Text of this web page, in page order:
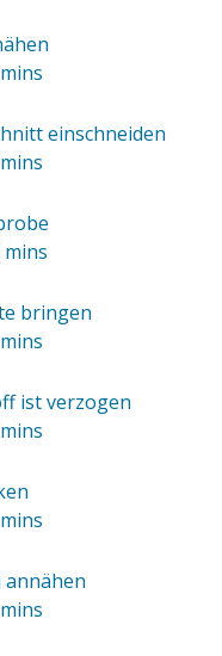
einschneiden
mins
bringen
ist verzogen
annähen